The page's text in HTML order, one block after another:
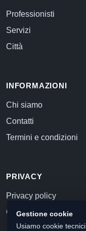
Professionisti
Servizi
Città
INFORMAZIONI
Chi siamo
Contatti
Termini e condizioni
PRIVACY
Privacy policy
Cookie policy
Gestione cookie
Usiamo cookie